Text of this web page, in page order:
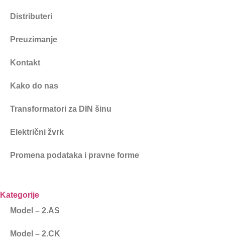
Distributeri
Preuzimanje
Kontakt
Kako do nas
Transformatori za DIN šinu
Električni žvrk
Promena podataka i pravne forme
Kategorije
Model – 2.AS
Model – 2.CK